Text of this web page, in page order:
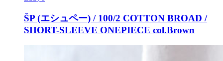
ŠP (エシュペー) / 100/2 COTTON BROAD /
SHORT-SLEEVE ONEPIECE col.Brown